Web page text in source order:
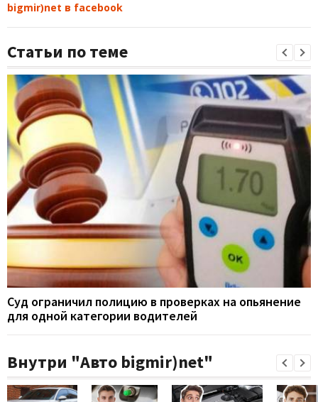
bigmir)net в facebook
Статьи по теме
Суд ограничил полицию в проверках на опьянение
для одной категории водителей
Внутри "Авто bigmir)net"